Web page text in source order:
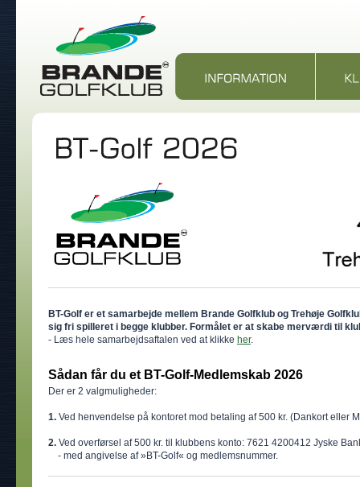
BT-Golf er et samarbejde mellem Brande Golfklub og Trehøje
sig fri spilleret i begge klubber. Formålet er at skabe merværdi til
- Læs hele samarbejdsaftalen ved at klikke her.
Sådan får du et BT-Golf-Medlemskab 2026
Der er 2 valgmuligheder:
1. Ved henvendelse på kontoret mod betaling af 500 kr. (Dankort eller
2. Ved overførsel af 500 kr. til klubbens konto: 7621 4200412 Jyske
- med angivelse af »BT-Golf« og medlemsnummer.